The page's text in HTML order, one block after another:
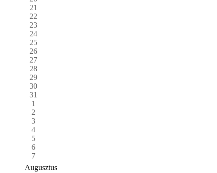
21
22
23
24
25
26
27
28
29
30
31
1
2
3
4
5
6
7
Augusztus